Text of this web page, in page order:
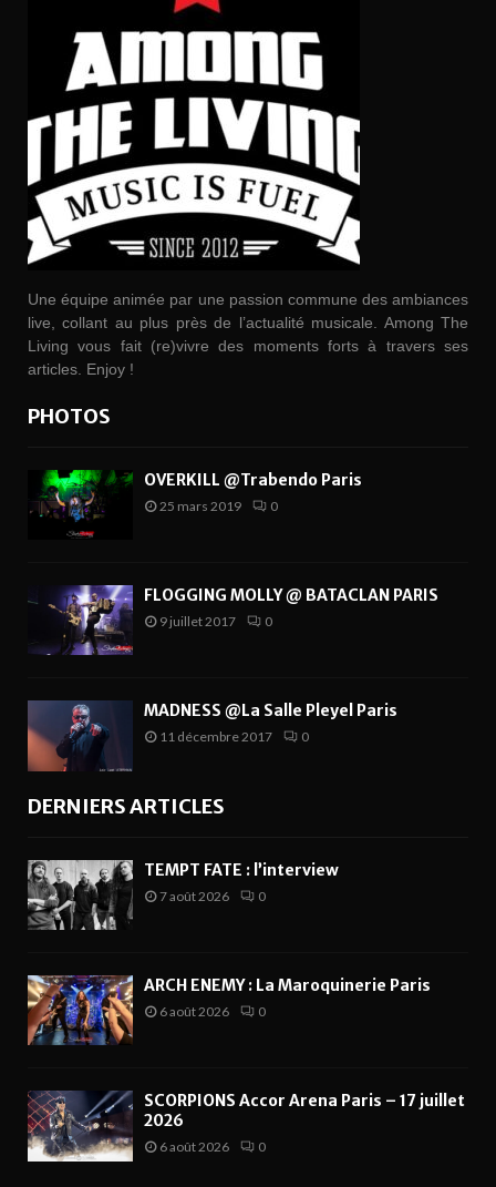
Une équipe animée par une passion commune des ambiances
live, collant au plus près de l’actualité musicale. Among The
Living vous fait (re)vivre des moments forts à travers ses
articles. Enjoy !
PHOTOS
OVERKILL @Trabendo Paris
25 mars 2019 0
FLOGGING MOLLY @ BATACLAN PARIS
9 juillet 2017 0
MADNESS @La Salle Pleyel Paris
11 décembre 2017 0
DERNIERS ARTICLES
TEMPT FATE : l’interview
7 août 2026 0
ARCH ENEMY : La Maroquinerie Paris
6 août 2026 0
SCORPIONS Accor Arena Paris – 17 juillet
2026
6 août 2026 0